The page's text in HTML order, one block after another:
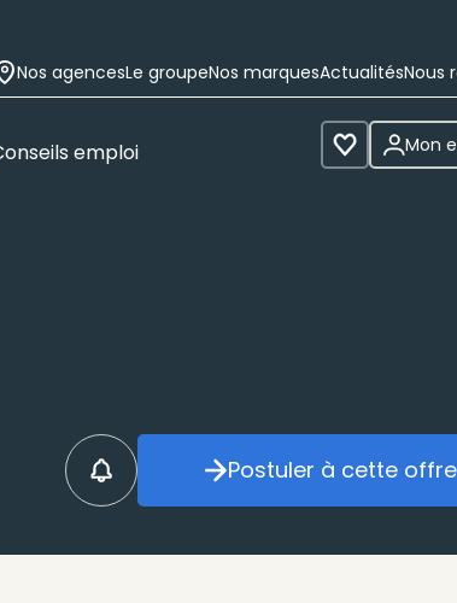
Nos agencesLe groupeNos marquesActualitésNous
emploi Voir les
Mon
Créer mon alerte Postuler à
Postuler à cette offre